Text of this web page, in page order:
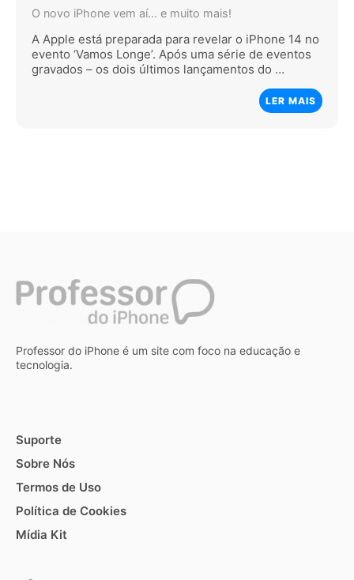
O novo iPhone vem aí... e muito mais!
A Apple está preparada para revelar o iPhone 14 no
evento ‘Vamos Longe’. Após uma série de eventos
gravados – os dois últimos lançamentos do …
LER MAIS
Professor do iPhone é um site com foco na educação e
tecnologia.
Suporte
Sobre Nós
Termos de Uso
Política de Cookies
Mídia Kit